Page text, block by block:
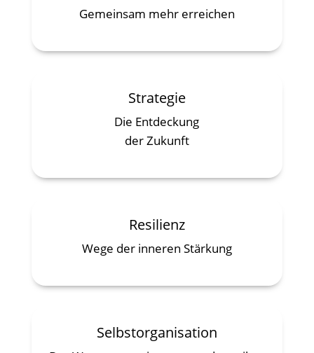
Gemeinsam mehr erreichen
Strategie
Die Entdeckung
der Zukunft
Resilienz
Wege der inneren Stärkung
Selbstorganisation